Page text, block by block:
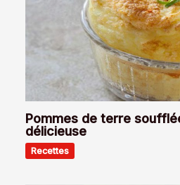
Pommes de terre
délicieuse
Recettes